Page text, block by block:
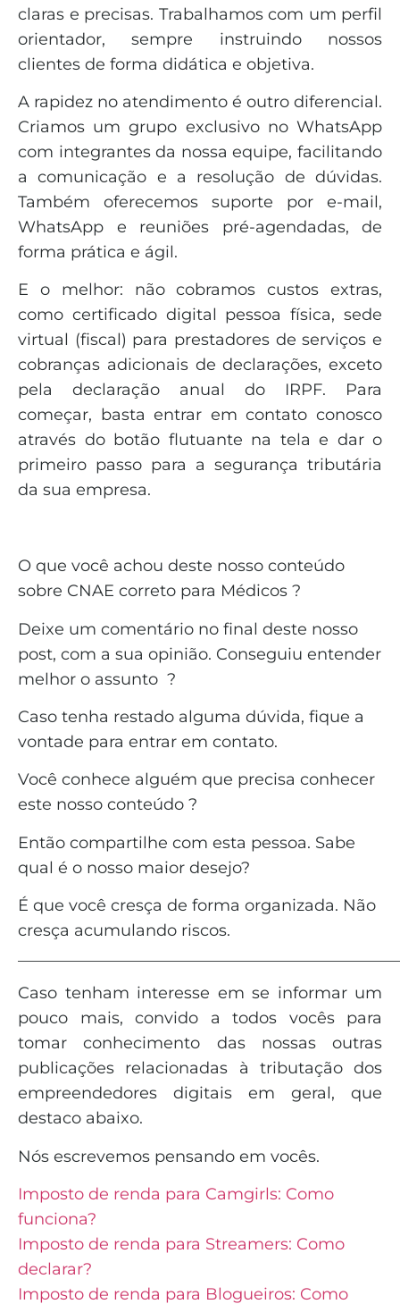
claras e precisas. Trabalhamos com um perfil
orientador, sempre instruindo nossos
clientes de forma didática e objetiva.
A rapidez no atendimento é outro diferencial.
Criamos um grupo exclusivo no WhatsApp
com integrantes da nossa equipe, facilitando
a comunicação e a resolução de dúvidas.
Também oferecemos suporte por e-mail,
WhatsApp e reuniões pré-agendadas, de
forma prática e ágil.
E o melhor: não cobramos custos extras,
como certificado digital pessoa física, sede
virtual (fiscal) para prestadores de serviços e
cobranças adicionais de declarações, exceto
pela declaração anual do IRPF. Para
começar, basta entrar em contato conosco
através do botão flutuante na tela e dar o
primeiro passo para a segurança tributária
da sua empresa.
O que você achou deste nosso conteúdo
sobre CNAE correto para Médicos ?
Deixe um comentário no final deste nosso
post, com a sua opinião. Conseguiu entender
melhor o assunto ?
Caso tenha restado alguma dúvida, fique a
vontade para entrar em contato.
Você conhece alguém que precisa conhecer
este nosso conteúdo ?
Então compartilhe com esta pessoa. Sabe
qual é o nosso maior desejo?
É que você cresça de forma organizada. Não
cresça acumulando riscos.
Caso tenham interesse em se informar um
pouco mais, convido a todos vocês para
tomar conhecimento das nossas outras
publicações relacionadas à tributação dos
empreendedores digitais em geral, que
destaco abaixo.
Nós escrevemos pensando em vocês.
Imposto de renda para Camgirls: Como
funciona?
Imposto de renda para Streamers: Como
declarar?
Imposto de renda para Blogueiros: Como